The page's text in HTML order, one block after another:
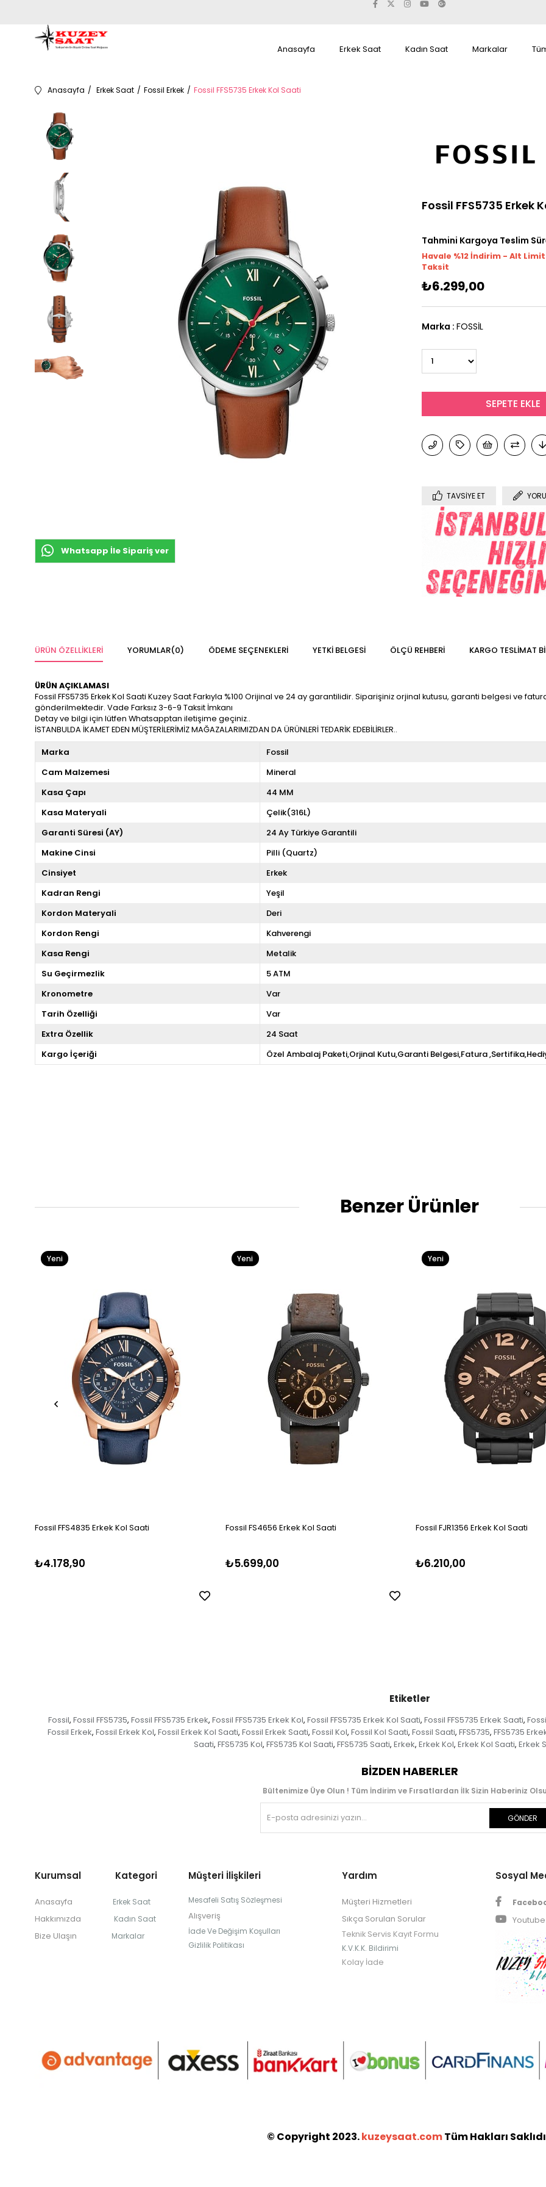
Anasayfa Erkek Saat Kadın Saat Markalar
Anasayfa Erkek Saat Fossil Erkek Fossil FFS5735 Erkek Kol Saati
Whatsapp İle Sipariş ver
Fossil FFS5735 Erkek
Tahmini Kargoya Teslim
Havale %12 İndirim - Alt Limit
Taksit
₺6.299,00
Marka : FOSSİL
TAVSIYE ET
ÜRÜN ÖZELLIKLERI YORUMLAR(0) ÖDEME SEÇENEKLERI YETKİ BELGESİ ÖLÇÜ REHBERI KARGO TESLIMAT
ÜRÜN AÇIKLAMASI
Fossil FFS5735 Erkek Kol Saati Kuzey Saat Farkıyla %100 Orijinal ve 24 ay garantilidir. Siparişiniz orjinal kutusu, garanti belgesi ve
gönderilmektedir. Vade Farksız 3-6-9 Taksit İmkanı
Detay ve bilgi için lütfen Whatsapptan iletişime geçiniz..
İSTANBULDA İKAMET EDEN MÜŞTERİLERİMİZ MAĞAZALARIMIZDAN DA ÜRÜNLERİ TEDARİK EDEBİLİRLER..
Marka
Fossil
Cam Malzemesi
Mineral
Kasa Çapı
44 MM
Kasa Materyali
Çelik(316L)
Garanti Süresi (AY)
24 Ay Türkiye Garantili
Makine Cinsi
Pilli (Quartz)
Cinsiyet
Erkek
Kadran Rengi
Yeşil
Kordon Materyali
Deri
Kordon Rengi
Kahverengi
Kasa Rengi
Metalik
Su Geçirmezlik
5 ATM
Kronometre
Var
Tarih Özelliği
Var
Extra Özellik
24 Saat
Kargo İçeriği
Özel Ambalaj Paketi,Orjinal Kutu,Garanti Belgesi,Fatura
Benzer Ürünler
Fossil FFS4835 Erkek Kol Saati
₺4.178,90
Yeni
Fossil FS4656 Erkek Kol Saati
₺5.699,00
Yeni
Fossil FJR1356 Erkek Kol Saati
₺6.210,00
Yeni
Etiketler
Fossil, Fossil FFS5735, Fossil FFS5735 Erkek, Fossil FFS5735 Erkek Kol, Fossil FFS5735 Erkek Kol Saati, Fossil FFS5735 Erkek Saati,
Fossil Erkek, Fossil Erkek Kol, Fossil Erkek Kol Saati, Fossil Erkek Saati, Fossil Kol, Fossil Kol Saati, Fossil Saati, FFS5735, FFS5735
Saati, FFS5735 Kol, FFS5735 Kol Saati, FFS5735 Saati, Erkek, Erkek Kol, Erkek Kol Saati, Erkek
BIZDEN HABERLER
Bültenimize Üye Olun ! Tüm İndirim ve Fırsatlardan İlk Sizin Haberiniz
GÖNDER
Kurumsal Kategori
Anasayfa Erkek Saat
Hakkımızda Kadın Saat
Bize Ulaşın Markalar
Müşteri İlişkileri
Mesafeli Satış Sözleşmesi
Alışveriş
İade Ve Değişim Koşulları
Gizlilik Politikası
Yardım
Müşteri Hizmetleri
Sıkça Sorulan Sorular
Teknik Servis Kayıt Formu
K.V.K.K. Bildirimi
Kolay İade
Sosyal
Youtube
© Copyright 2023.kuzeysaat.comTüm Hakları